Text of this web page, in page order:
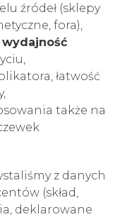
źródeł (sklepy
fora),
wydajność
łatwość
także na
z danych
(skład,
deklarowane